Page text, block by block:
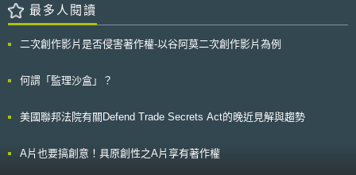
化，有關大陸地區成立知識產權法院，或許是為因應趨勢所不得不為之措
施，然其具體運作及成效，後續仍值持續關切。
最多人閱讀
二次創作影片是否侵害著作權-以谷阿莫二次創作影片為例
何謂「監理沙盒」？
美國聯邦法院有關Defend Trade Secrets Act的晚近見解與趨勢
A片也要搞創意！具原創性之A片享有著作權